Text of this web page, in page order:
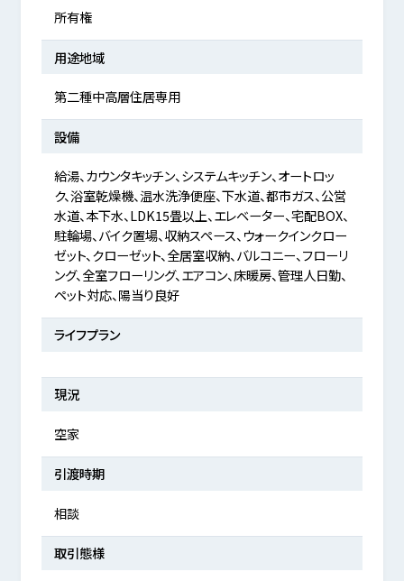
所有権
用途地域
第二種中高層住居専用
設備
給湯、カウンタキッチン、システムキッチン、オートロッ
ク、浴室乾燥機、温水洗浄便座、下水道、都市ガス、公営
水道、本下水、LDK15畳以上、エレベーター、宅配BOX、
駐輪場、バイク置場、収納スペース、ウォークインクロー
ゼット、クローゼット、全居室収納、バルコニー、フローリ
ング、全室フローリング、エアコン、床暖房、管理人日勤、
ペット対応、陽当り良好
ライフプラン
現況
空家
引渡時期
相談
取引態様